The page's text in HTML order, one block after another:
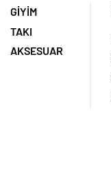
GİYİM
TAKI
AKSESUAR